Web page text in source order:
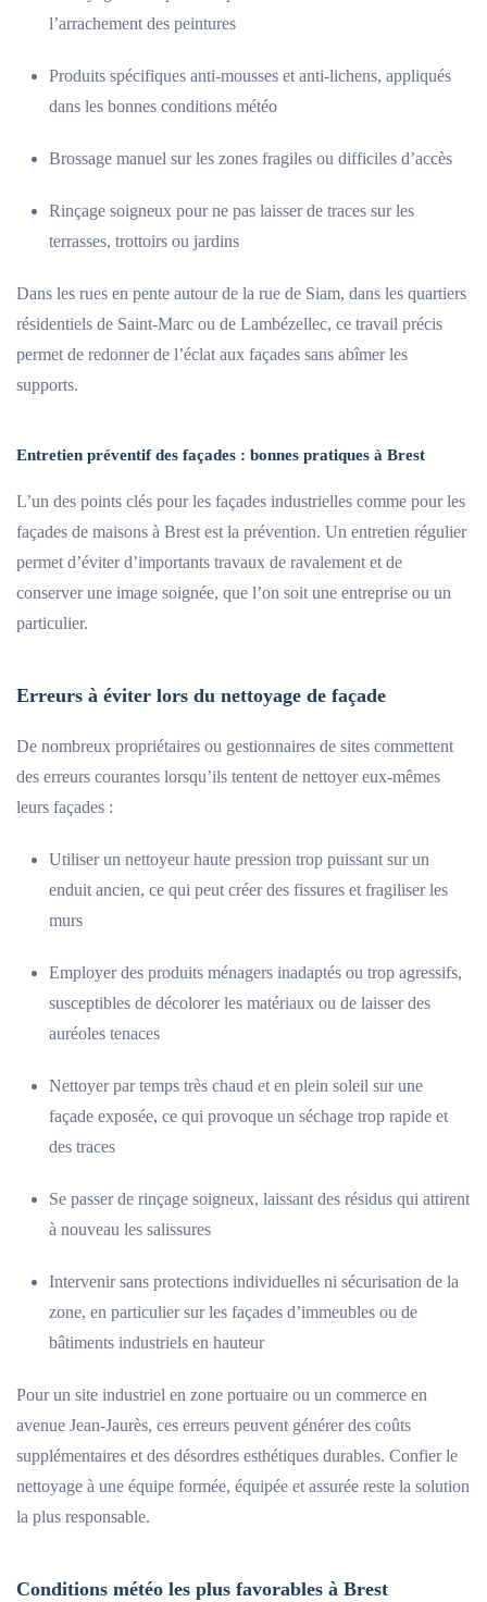
l’arrachement des peintures
Produits spécifiques anti-mousses et anti-lichens, appliqués
dans les bonnes conditions météo
Brossage manuel sur les zones fragiles ou difficiles d’accès
Rinçage soigneux pour ne pas laisser de traces sur les
terrasses, trottoirs ou jardins
Dans les rues en pente autour de la rue de Siam, dans les quartiers
résidentiels de Saint-Marc ou de Lambézellec, ce travail précis
permet de redonner de l’éclat aux façades sans abîmer les
supports.
Entretien préventif des façades : bonnes pratiques à Brest
L’un des points clés pour les façades industrielles comme pour les
façades de maisons à Brest est la prévention. Un entretien régulier
permet d’éviter d’importants travaux de ravalement et de
conserver une image soignée, que l’on soit une entreprise ou un
particulier.
Erreurs à éviter lors du nettoyage de façade
De nombreux propriétaires ou gestionnaires de sites commettent
des erreurs courantes lorsqu’ils tentent de nettoyer eux-mêmes
leurs façades :
Utiliser un nettoyeur haute pression trop puissant sur un
enduit ancien, ce qui peut créer des fissures et fragiliser les
murs
Employer des produits ménagers inadaptés ou trop agressifs,
susceptibles de décolorer les matériaux ou de laisser des
auréoles tenaces
Nettoyer par temps très chaud et en plein soleil sur une
façade exposée, ce qui provoque un séchage trop rapide et
des traces
Se passer de rinçage soigneux, laissant des résidus qui attirent
à nouveau les salissures
Intervenir sans protections individuelles ni sécurisation de la
zone, en particulier sur les façades d’immeubles ou de
bâtiments industriels en hauteur
Pour un site industriel en zone portuaire ou un commerce en
avenue Jean-Jaurès, ces erreurs peuvent générer des coûts
supplémentaires et des désordres esthétiques durables. Confier le
nettoyage à une équipe formée, équipée et assurée reste la solution
la plus responsable.
Conditions météo les plus favorables à Brest